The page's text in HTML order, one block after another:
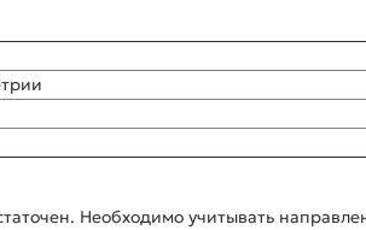
Необходимо учитывать